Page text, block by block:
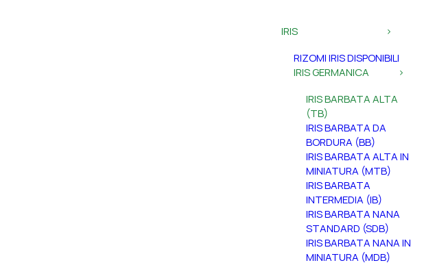
IRIS
RIZOMI IRIS DISPONIBILI
IRIS GERMANICA
IRIS BARBATA ALTA
(TB)
IRIS BARBATA DA
BORDURA (BB)
IRIS BARBATA ALTA IN
MINIATURA (MTB)
IRIS BARBATA
INTERMEDIA (IB)
IRIS BARBATA NANA
STANDARD (SDB)
IRIS BARBATA NANA IN
MINIATURA (MDB)